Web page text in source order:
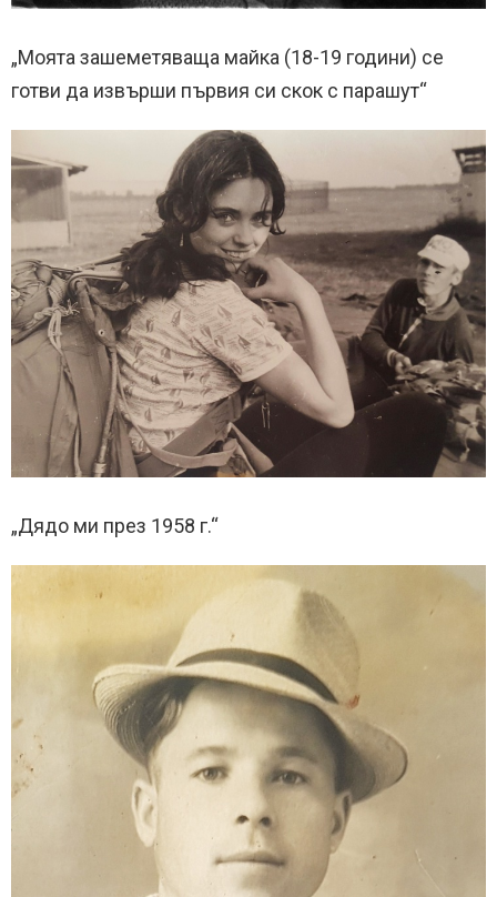
„Моята зашеметяваща майка (18-19 години) се
готви да извърши първия си скок с парашут“
„Дядо ми през 1958 г.“